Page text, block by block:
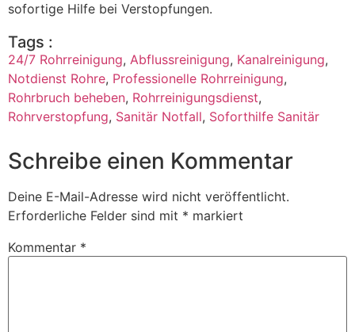
sofortige Hilfe bei Verstopfungen.
Tags :
24/7 Rohrreinigung, Abflussreinigung, Kanalreinigung,
Notdienst Rohre, Professionelle Rohrreinigung,
Rohrbruch beheben, Rohrreinigungsdienst,
Rohrverstopfung, Sanitär Notfall, Soforthilfe Sanitär
Schreibe einen Kommentar
Deine E-Mail-Adresse wird nicht veröffentlicht.
Erforderliche Felder sind mit * markiert
Kommentar *